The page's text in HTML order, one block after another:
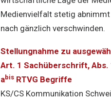
Medienvielfalt stetig abnimmt
nach gänzlich verschwinden.
Stellungnahme zu
Art. 1 Sachüberschrift, Abs.
abis RTVG Begriffe
KS/CS Kommunikation